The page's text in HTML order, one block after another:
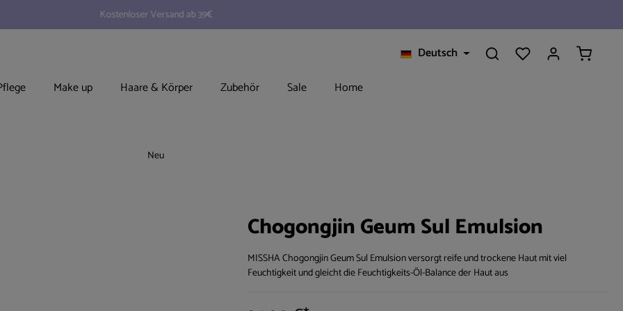
Kostenloser Versand ab 39€
Deutsch
Make up Haare & Körper Zubehör Sale Home
Neu
Chogongjin Geum Sul Emulsion
MISSHA Chogongjin Geum Sul Emulsion versorgt reife und trockene Haut mit viel
Feuchtigkeit und gleicht die Feuchtigkeits-Öl-Balance der Haut aus